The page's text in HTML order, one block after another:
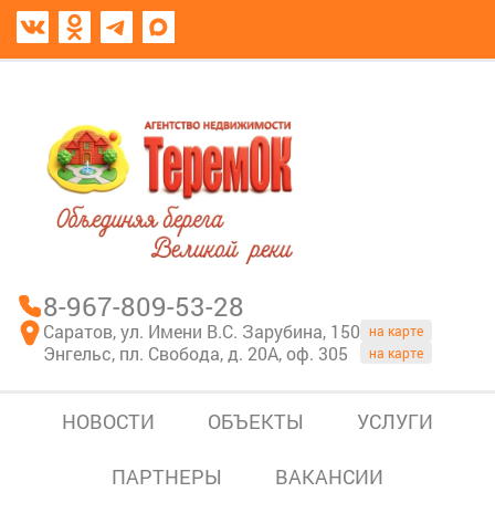
8-967-809-53-28
Саратов, ул. Имени В.С. Зарубина, 150 на карте
Энгельс, пл. Свобода, д. 20А, оф. 305 на карте
НОВОСТИ ОБЪЕКТЫ УСЛУГИ
ПАРТНЕРЫ ВАКАНСИИ